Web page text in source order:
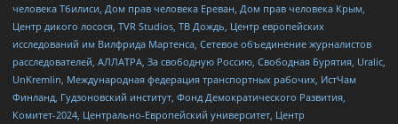
человека Тбилиси, Дом прав человека Ереван, Дом прав человека Крым,
Центр дикого лосося, TVR Studios, ТВ Дождь, Центр европейских
исследований им Вилфрида Мартенса, Сетевое объединение журналистов
расследователей, АЛЛАТРА, За свободную Россию, Свободная Бурятия, Uralic,
UnKremlin, Международная федерация транспортных рабочих, ИстЧам
Финланд, Гудзоновский институт, Фонд Демократического Развития,
Комитет-2024, Центрально-Европейский университет, Центр